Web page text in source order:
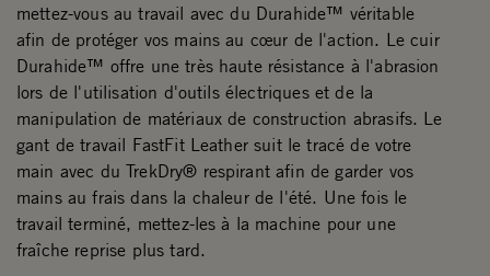
mettez-vous au travail avec du Durahide™ véritable
afin de protéger vos mains au cœur de l'action. Le cuir
Durahide™ offre une très haute résistance à l'abrasion
lors de l'utilisation d'outils électriques et de la
manipulation de matériaux de construction abrasifs. Le
gant de travail FastFit Leather suit le tracé de votre
main avec du TrekDry® respirant afin de garder vos
mains au frais dans la chaleur de l'été. Une fois le
travail terminé, mettez-les à la machine pour une
fraîche reprise plus tard.